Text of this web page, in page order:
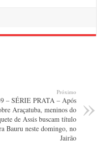
Próximo
– SÉRIE PRATA – Após
Araçatuba, meninos do
de Assis buscam título
Bauru neste domingo, no
Jairão